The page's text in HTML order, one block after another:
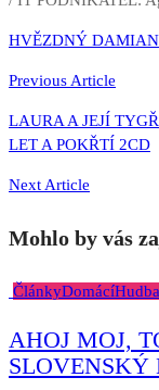
Navigace
pro
příspěvek
HVĚZDNÝ DAMIAN
Previous Article
LAURA A JEJÍ
LET A POKŘTÍ 2CD
Next Article
Mohlo by vás
ČlánkyDomácíHudba
AHOJ MOJ,
SLOVENSKÝ